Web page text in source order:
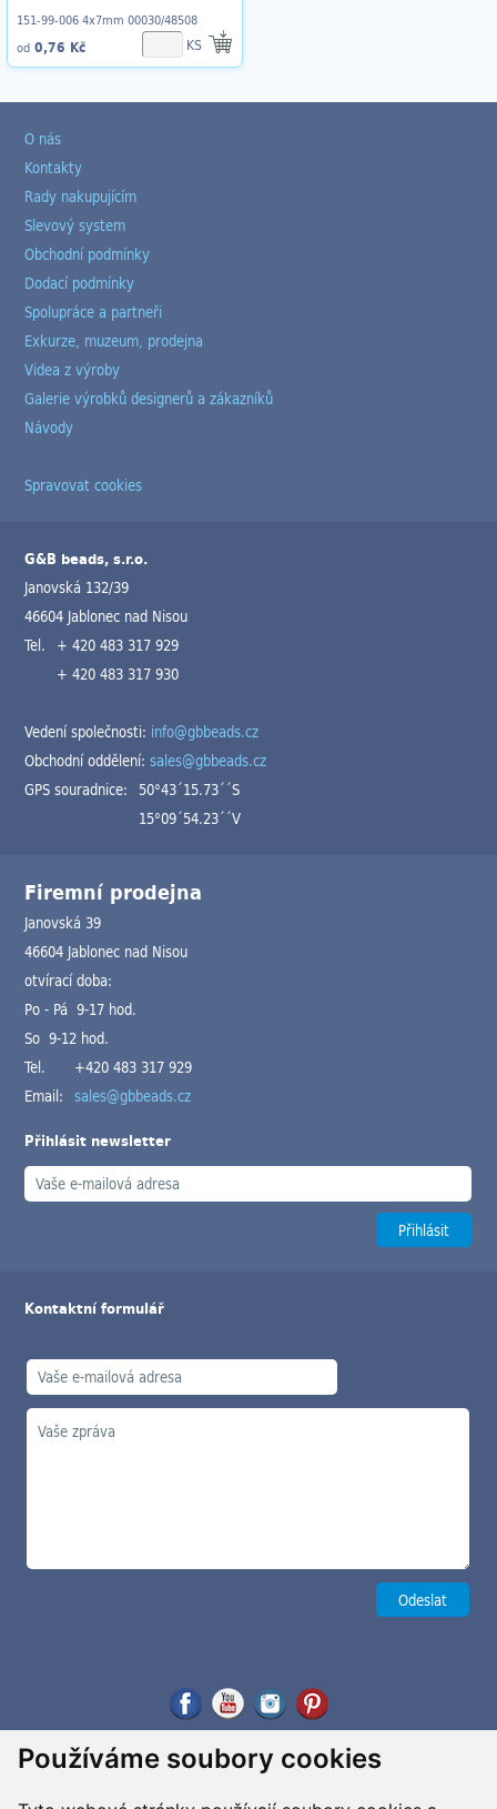
Používáme soubory cookies
151-99-006 4x7mm 00030/48508
od 0,76 Kč KS
O nás
Kontakty
Rady nakupujícím
Slevový system
Obchodní podmínky
Dodací podmínky
Spolupráce a partneři
Exkurze, muzeum, prodejna
Videa z výroby
Galerie výrobků designerů a zákazníků
Návody
Spravovat cookies
G&B beads, s.r.o.
Janovská 132/39
46604 Jablonec nad Nisou
Tel. + 420 483 317 929
+ 420 483 317 930
Vedení společnosti: info@gbbeads.cz
Obchodní oddělení:sales@gbbeads.cz
GPS souradnice: 50°43´15.73´´S
15°09´54.23´´V
Firemní prodejna
Janovská 39
46604 Jablonec nad Nisou
otvírací doba:
Po - Pá 9-17 hod.
So 9-12 hod.
Tel.
+420 483 317 929
Email: sales@gbbeads.cz
Přihlásit newsletter
Kontaktní formulář